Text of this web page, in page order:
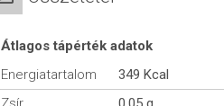
Átlagos tápérték adatok
Energiatartalom
349 Kcal